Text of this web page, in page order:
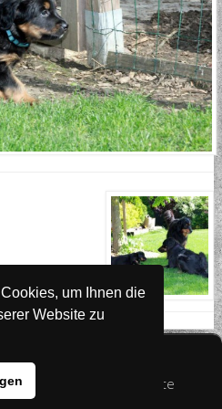
- Hovawart - Zuchtstätte
um Ihnen die
Website zu